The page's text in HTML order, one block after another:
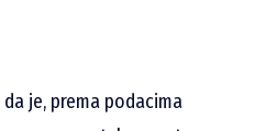
je, prema podacima